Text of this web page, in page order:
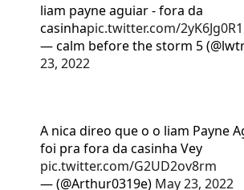
liam payne aguiar - fora da
casinhapic.twitter.com/
— calm before the storm 5
23, 2022
A nica direo que o o liam Payne
foi pra fora da casinha Vey
pic.twitter.com/G2UD2ov8rm
— (@Arthur0319e) May 23, 2022